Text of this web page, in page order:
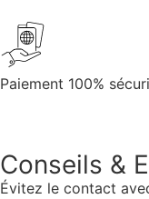
Paiement 100%
Conseils &
Évitez le contact